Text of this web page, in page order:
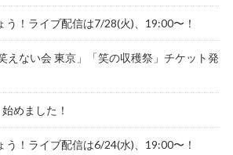
う！ライブ配信は7/28(火)、19:00〜！
えない会 東京」「笑の収穫祭」チケット発
めました！
う！ライブ配信は6/24(水)、19:00〜！